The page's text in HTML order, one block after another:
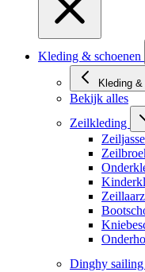
Kleding & schoenen
Kleding
Bekijk alles
Zeilkleding
Dinghy sailing